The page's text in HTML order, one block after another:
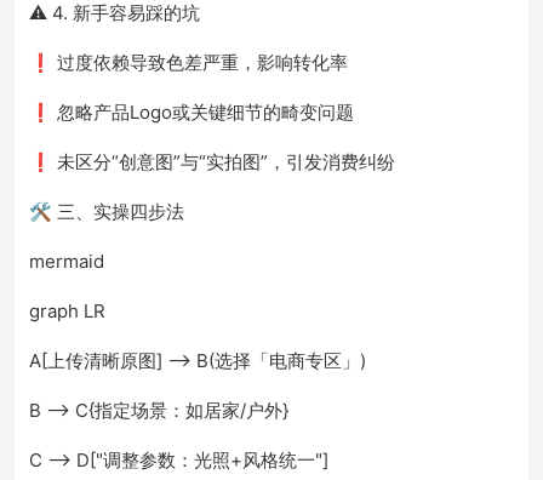
⚠️ 4. 新手容易踩的坑
❗ 过度依赖导致色差严重，影响转化率
❗ 忽略产品Logo或关键细节的畸变问题
❗ 未区分“创意图”与“实拍图”，引发消费纠纷
🛠️ 三、实操四步法
mermaid
graph LR
A[上传清晰原图] --> B(选择「电商专区」)
B --> C{指定场景：如居家/户外}
C --> D["调整参数：光照+风格统一"]